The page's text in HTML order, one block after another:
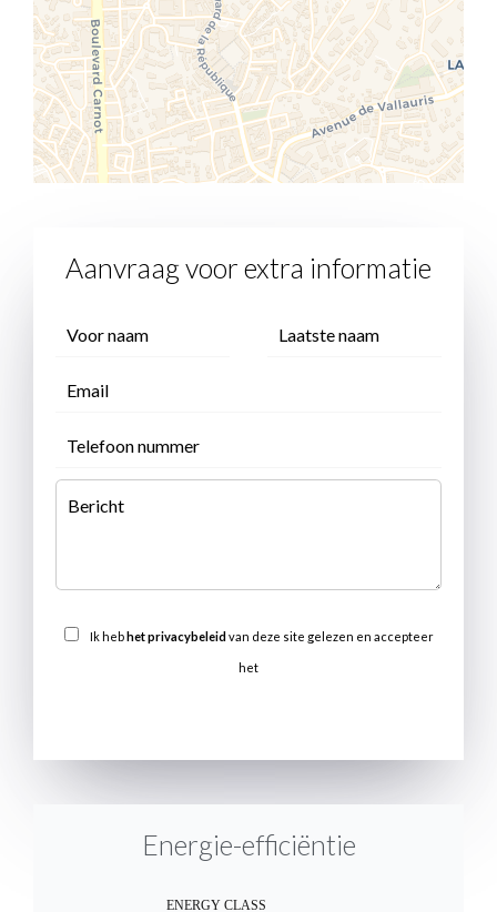
Aanvraag voor extra informatie
Ik hebhet privacybeleidvan deze site gelezen en accepteer
het
Energie-efficiëntie